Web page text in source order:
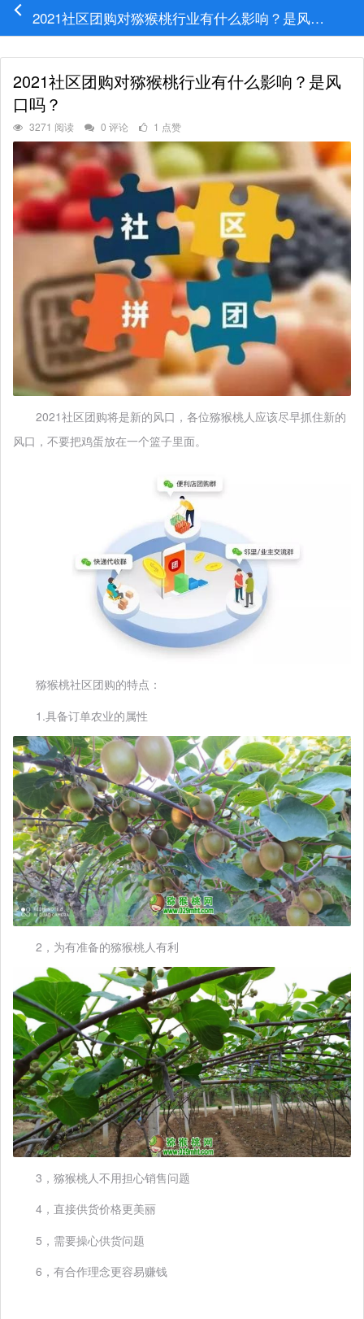
2021社区团购对猕猴桃行业有什么影响？是风口吗？
2021社区团购对猕猴桃行业有什么影响？是风
口吗？
3271 阅读 0 评论 1 点赞
2021社区团购将是新的风口，各位猕猴桃人应该尽早抓住新的
风口，不要把鸡蛋放在一个篮子里面。
猕猴桃社区团购的特点：
1.具备订单农业的属性
2，为有准备的猕猴桃人有利
3，猕猴桃人不用担心销售问题
4，直接供货价格更美丽
5，需要操心供货问题
6，有合作理念更容易赚钱